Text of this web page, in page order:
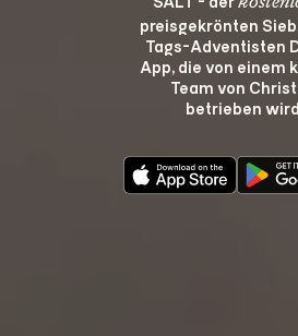
preisgekrönten
Tags-Adventisten
App, die von einem
Team von
betrieben